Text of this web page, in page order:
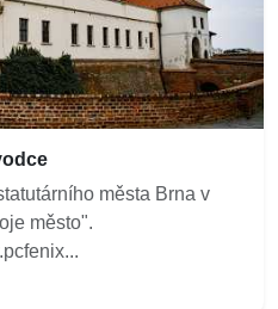
města Brna v
město".